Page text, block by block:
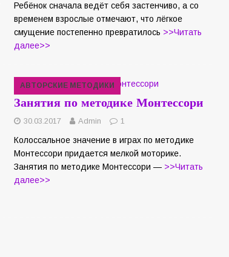
Ребёнок сначала ведёт себя застенчиво, а со
временем взрослые отмечают, что лёгкое
смущение постепенно превратилось >>Читать
далее>>
АВТОРСКИЕ МЕТОДИКИ
Занятия по методике Монтессори
30.03.2017 Admin 1
Колоссальное значение в играх по методике
Монтессори придается мелкой моторике.
Занятия по методике Монтессори — >>Читать
далее>>